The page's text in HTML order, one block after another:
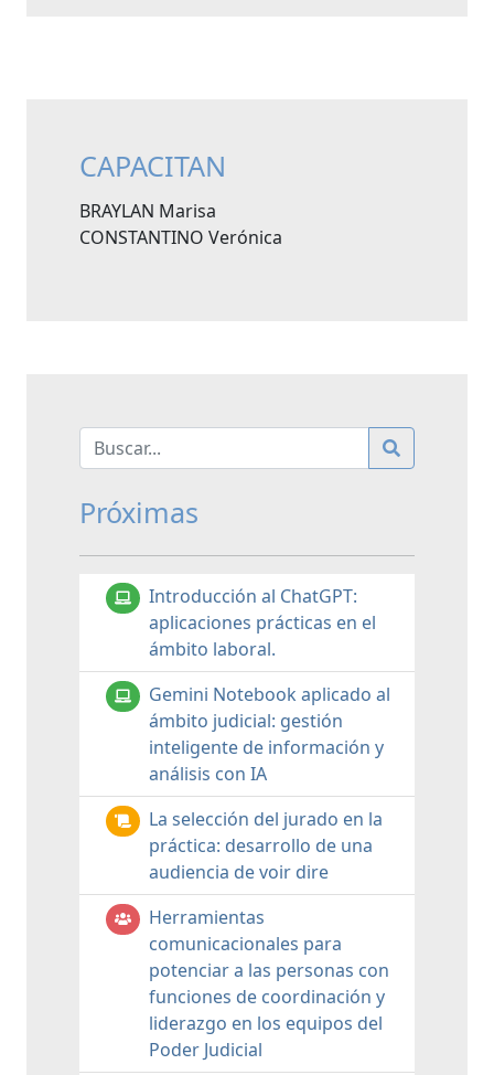
CAPACITAN
BRAYLAN Marisa
CONSTANTINO Verónica
Próximas
Introducción al ChatGPT:
aplicaciones prácticas en el
ámbito laboral.
Gemini Notebook aplicado al
ámbito judicial: gestión
inteligente de información y
análisis con IA
La selección del jurado en la
práctica: desarrollo de una
audiencia de voir dire
Herramientas
comunicacionales para
potenciar a las personas con
funciones de coordinación y
liderazgo en los equipos del
Poder Judicial